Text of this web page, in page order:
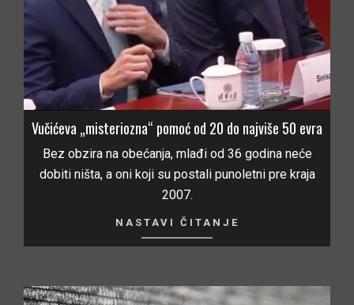
Vučićeva „misteriozna“ pomoć od 20 do najviše 50 evra
Bez obzira na obećanja, mlađi od 36 godina neće
dobiti ništa, a oni koji su postali punoletni pre kraja
2007.
NASTAVI ČITANJE